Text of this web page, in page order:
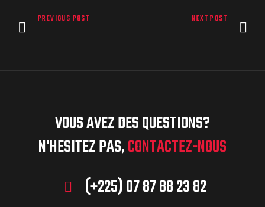
PREVIOUS POST NEXT POST
VOUS AVEZ DES QUESTIONS?
N'HESITEZ PAS,CONTACTEZ-NOUS
(+225) 07 87 88 23 82